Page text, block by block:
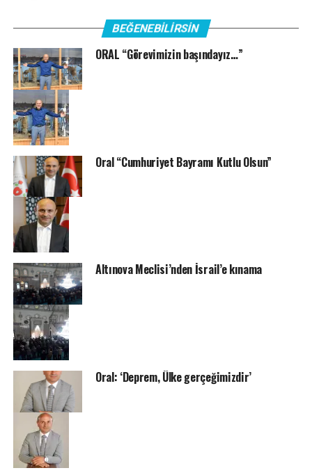
BEĞENEBILIRSIN
ORAL “Görevimizin başındayız…”
Oral “Cumhuriyet Bayramı Kutlu Olsun”
Altınova Meclisi’nden İsrail’e kınama
Oral: ‘Deprem, Ülke gerçeğimizdir’